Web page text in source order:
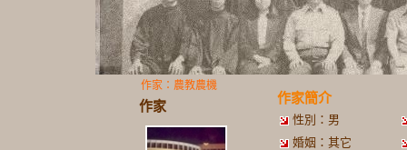
作家：農教農機
作家
作家簡介
性別：男
婚姻：其它